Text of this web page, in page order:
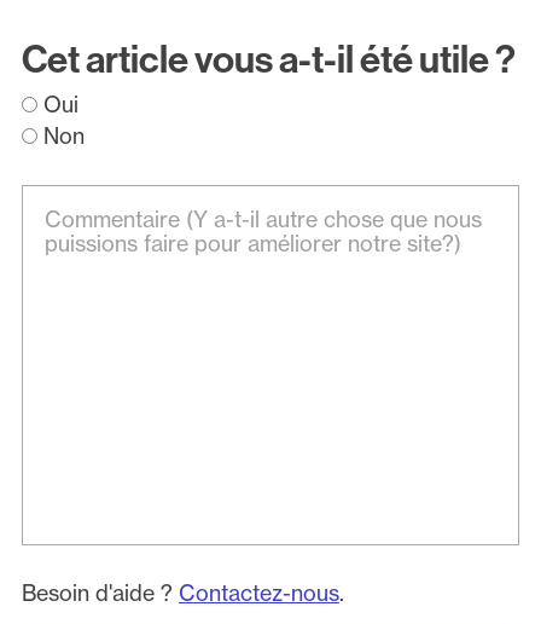
Cet article vous a-t-il été utile ?
Oui
Non
Besoin d'aide ? Contactez-nous.